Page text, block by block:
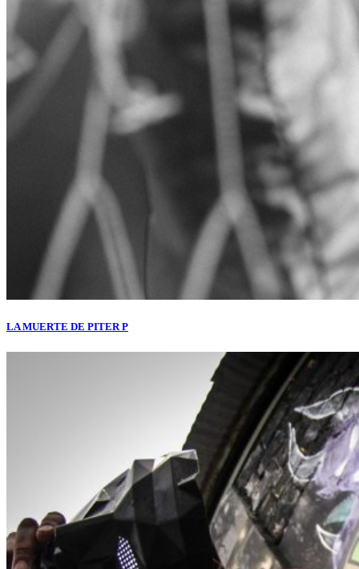
LA MUERTE DE PITER P